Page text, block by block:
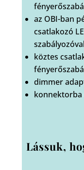
az OBI-ban
csatlakozó
szabályozóval
köztes
dimmer
Lássuk,